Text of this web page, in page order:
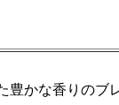
豊かな香りのブ